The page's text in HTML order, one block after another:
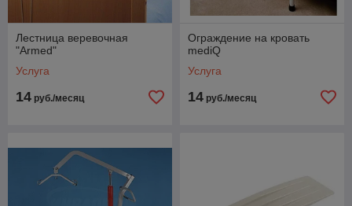
Лестница веревочная
"Armed"
Услуга
14 руб./месяц
Ограждение на кровать
mediQ
Услуга
14 руб./месяц